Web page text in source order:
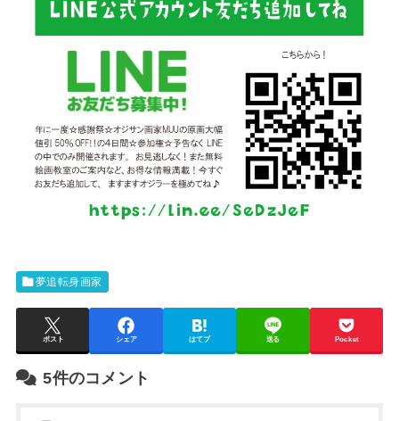
夢追転身画家
ポスト シェア はてブ 送る Pocket
5件のコメント